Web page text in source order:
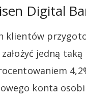
Digital
klientów
założyć jedną
konta